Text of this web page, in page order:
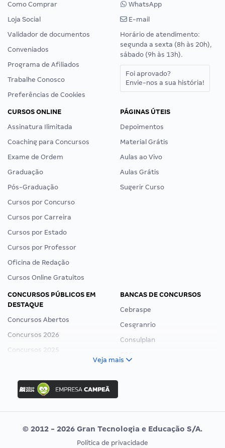
Como Comprar
Loja Social
Validador de documentos
Conveniados
Programa de Afiliados
Trabalhe Conosco
Preferências de Cookies
WhatsApp
E-mail
Horário de atendimento:
segunda a sexta (8h às 20h),
sábado (9h às 13h).
Foi aprovado?
Envie-nos a sua história!
CURSOS ONLINE
Assinatura Ilimitada
Coaching para Concursos
Exame de Ordem
Graduação
Pós-Graduação
Cursos por Concurso
Cursos por Carreira
Cursos por Estado
Cursos por Professor
Oficina de Redação
Cursos Online Gratuitos
PÁGINAS ÚTEIS
Depoimentos
Material Grátis
Aulas ao Vivo
Aulas Grátis
Sugerir Curso
CONCURSOS PÚBLICOS EM
DESTAQUE
Concursos Abertos
Concursos 2026
Concursos 2025
Concurso Ibama
Concurso MPU
Editais publicados
BANCAS DE CONCURSOS
Cebraspe
Cesgranrio
Consulplan
Vunesp
Veja mais
© 2012 - 2026 Gran Tecnologia e Educação S/A.
Política de privacidade